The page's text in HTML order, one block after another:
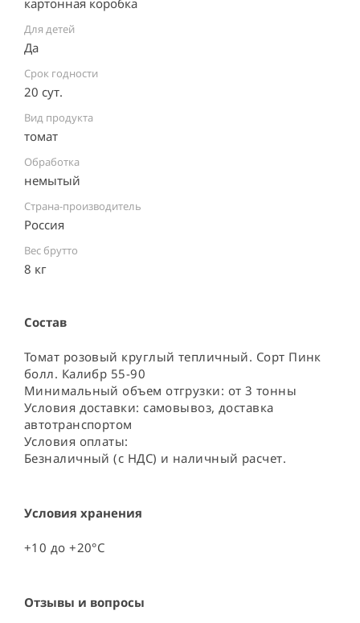
картонная коробка ⠀
Для детей
Да
Срок годности
20 сут.
Вид продукта
томат
Обработка
немытый ⠀
Страна-производитель
Россия ⠀
Вес брутто
8 кг
Состав
Томат розовый круглый тепличный. Сорт Пинк
болл. Калибр 55-90
Минимальный объем отгрузки: от 3 тонны
Условия доставки: самовывоз, доставка
автотранспортом
Условия оплаты:
Безналичный (с НДС) и наличный расчет.
Условия хранения
+10 до +20°C
Отзывы и вопросы